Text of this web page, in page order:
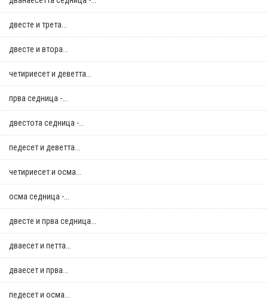
двестe и трета...
двестe и втора...
четириесет и деветта...
прва седница -...
двестота седница -...
педесет и деветта...
четириесет и осма...
осма седница -...
двестe и прва седница...
дваесет и петта...
дваесет и прва...
педесет и осма...